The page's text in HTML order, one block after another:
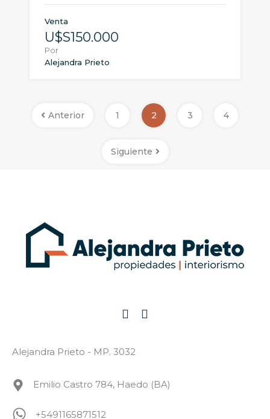
Venta
U$S150.000
Por
Alejandra Prieto
Anterior 1 2 3 4
Siguiente
Alejandra Prieto - MP. 3032
Emilio Castro 784, Haedo (BA)
+5491165871512